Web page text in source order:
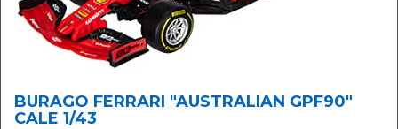
BURAGO FERRARI "AUSTRALIAN GPF90"
CALE 1/43